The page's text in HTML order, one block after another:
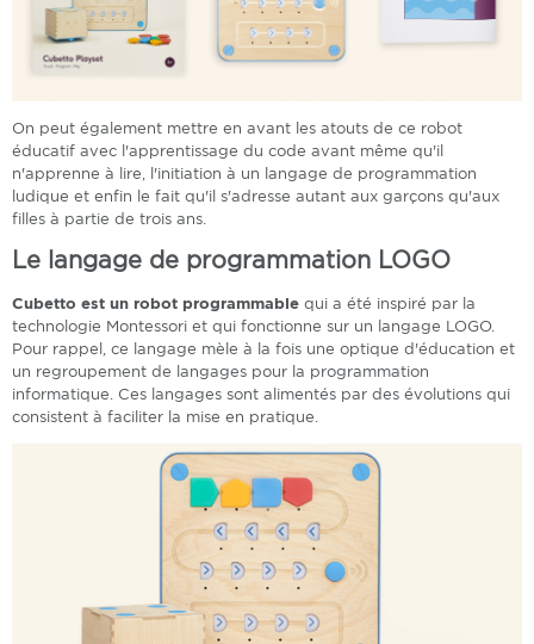
On peut également mettre en avant les atouts de ce robot
éducatif avec l'apprentissage du code avant même qu'il
n'apprenne à lire, l'initiation à un langage de programmation
ludique et enfin le fait qu'il s'adresse autant aux garçons qu'aux
filles à partie de trois ans.
Le langage de programmation LOGO
Cubetto est un robot programmable qui a été inspiré par la
technologie Montessori et qui fonctionne sur un langage LOGO.
Pour rappel, ce langage mèle à la fois une optique d'éducation et
un regroupement de langages pour la programmation
informatique. Ces langages sont alimentés par des évolutions qui
consistent à faciliter la mise en pratique.